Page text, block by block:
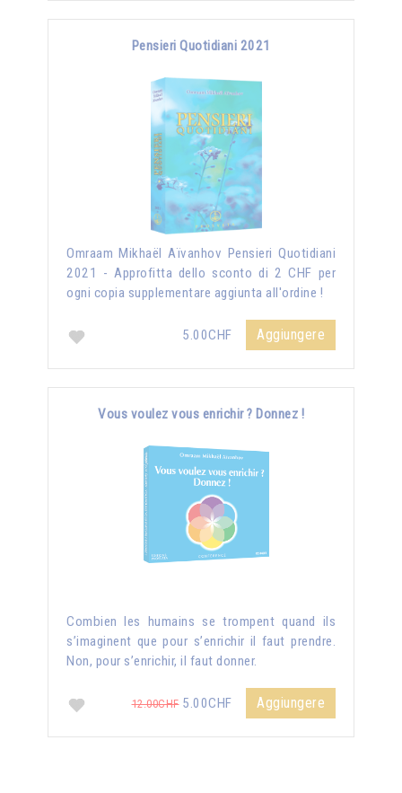
Pensieri Quotidiani 2021
Omraam Mikhaël Aïvanhov Pensieri Quotidiani
2021 - Approfitta dello sconto di 2 CHF per
ogni copia supplementare aggiunta all'ordine !
5.00CHF Aggiungere
Vous voulez vous enrichir ? Donnez !
Combien les humains se trompent quand ils
s’imaginent que pour s’enrichir il faut prendre.
Non, pour s’enrichir, il faut donner.
12.00CHF5.00CHF Aggiungere